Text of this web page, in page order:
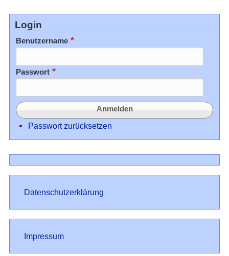
Login
Benutzername
Passwort
Passwort zurücksetzen
Datenschutz
Datenschutzerklärung
Impressum
Impressum